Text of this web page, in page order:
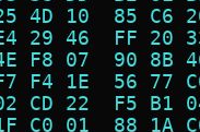
4D 10  85
29 46  FF
F8 07  90
F4 1E  56
CD 22  F5
C0 01  88